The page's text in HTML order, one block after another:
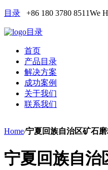
目录 +86 180 3780 8511We
目录
首页
产品目录
解决方案
成功案例
关于我们
联系我们
Home/宁夏回族自治区矿石
宁夏回族自治